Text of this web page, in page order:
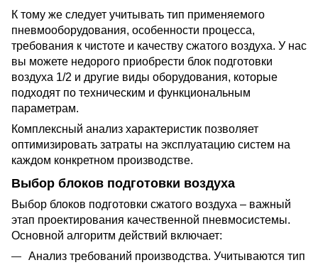
К тому же следует учитывать тип применяемого
пневмооборудования, особенности процесса,
требования к чистоте и качеству сжатого воздуха. У нас
вы можете недорого приобрести блок подготовки
воздуха 1/2 и другие виды оборудования, которые
подходят по техническим и функциональным
параметрам.
Комплексный анализ характеристик позволяет
оптимизировать затраты на эксплуатацию систем на
каждом конкретном производстве.
Выбор блоков подготовки воздуха
Выбор блоков подготовки сжатого воздуха – важный
этап проектирования качественной пневмосистемы.
Основной алгоритм действий включает:
Анализ требований производства. Учитываются тип